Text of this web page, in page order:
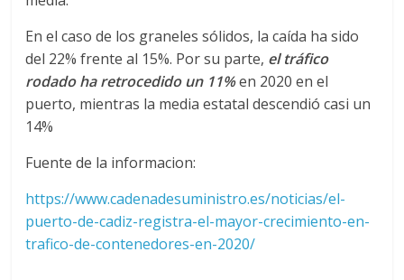
d
e
E
q
u
En el caso de los graneles sólidos, la caída ha sido
del 22% frente al 15%. Por su parte, el tráfico
rodado ha retrocedido un 11%en 2020 en el
puerto, mientras la media estatal descendió casi un
14%
Fuente de la informacion:
https://www.cadenadesuministro.es/noticias/el-
puerto-de-cadiz-registra-el-mayor-crecimiento-en-
trafico-de-contenedores-en-2020/